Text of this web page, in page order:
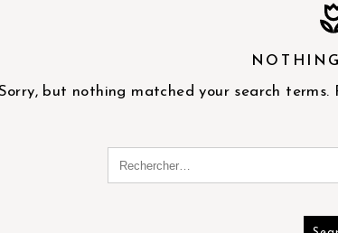
but nothing matched your search